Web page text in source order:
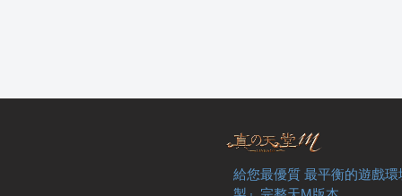
給您最優質 最平衡的遊戲